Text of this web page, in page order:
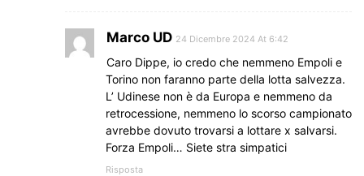
Marco UD 24 Dicembre 2024 At 6:42
Caro Dippe, io credo che nemmeno Empoli e
Torino non faranno parte della lotta salvezza.
L’ Udinese non è da Europa e nemmeno da
retrocessione, nemmeno lo scorso campionato
avrebbe dovuto trovarsi a lottare x salvarsi.
Forza Empoli… Siete stra simpatici
Risposta